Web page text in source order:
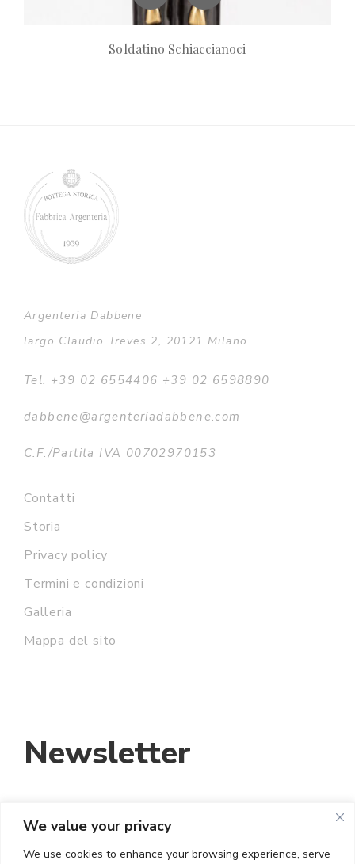
We value your privacy
We use cookies to enhance your browsing experience, serve
Soldatino Schiaccianoci
Argenteria Dabbene
largo Claudio Treves 2, 20121 Milano
Tel. +39 02 6554406 +39 02 6598890
dabbene@argenteriadabbene.com
C.F./Partita IVA 00702970153
Contatti
Storia
Privacy policy
Termini e condizioni
Galleria
Mappa del sito
Newsletter
INDIRIZZO EMAIL: